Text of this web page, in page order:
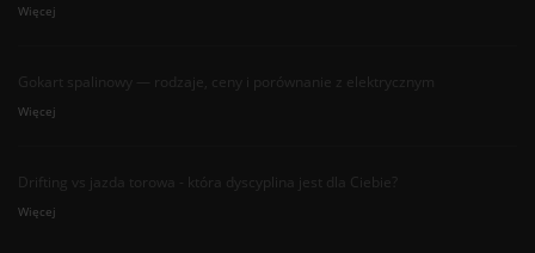
Więcej
Gokart spalinowy — rodzaje, ceny i porównanie z elektrycznym
Więcej
Drifting vs jazda torowa - która dyscyplina jest dla Ciebie?
Więcej